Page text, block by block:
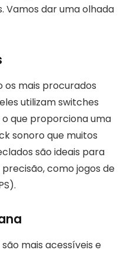
Vamos dar uma olhada
os mais procurados
utilizam switches
que proporciona uma
sonoro que muitos
são ideais para
como jogos de
mais acessíveis e